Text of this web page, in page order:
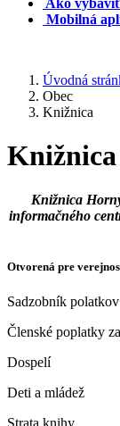
Ako
Mobilná
Úvodná
Obec
Knižnica
Knižnica
Knižnica
informačného
Otvorená pre
Sadzobník
Členské poplatky
Dospelí
Deti a